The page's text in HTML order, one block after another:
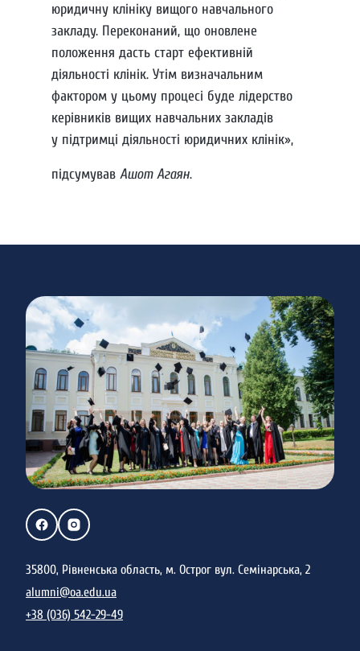
юридичну клініку вищого навчального
закладу. Переконаний, що оновлене
положення дасть старт ефективній
діяльності клінік. Утім визначальним
фактором у цьому процесі буде лідерство
керівників вищих навчальних закладів
у підтримці діяльності юридичних клінік»,
підсумував Ашот Агаян.
35800, Рівненська область, м. Острог вул. Семінарська, 2
alumni@oa.edu.ua
+38 (036) 542-29-49